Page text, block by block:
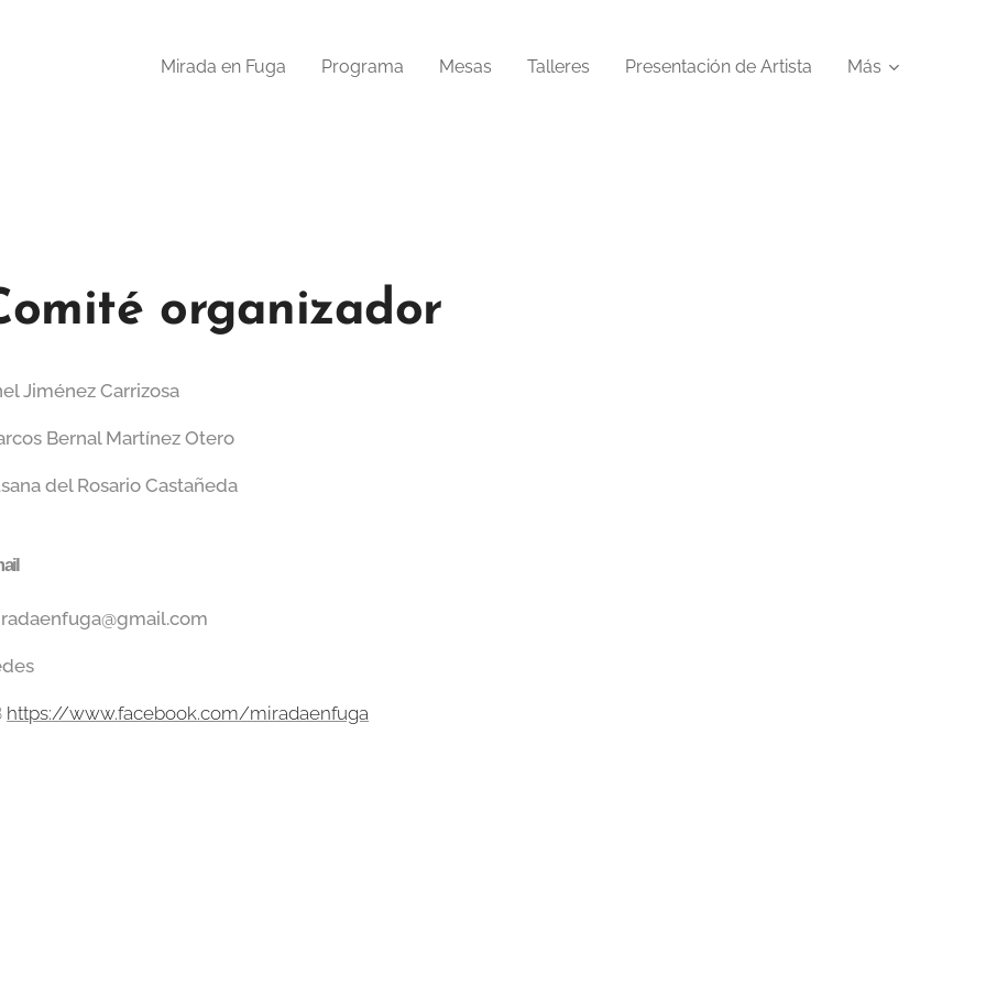
Mirada en Fuga Programa Mesas Talleres Presentación de Artista Más
organizador
Jiménez Carrizosa
Bernal Martínez Otero
del Rosario Castañeda
https://www.facebook.com/miradaenfuga